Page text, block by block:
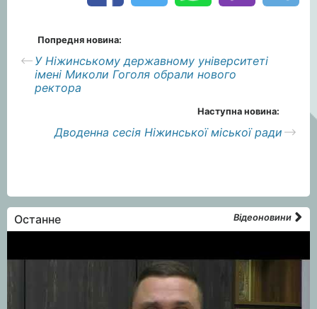
Попредня новина:
У Ніжинському державному університеті
імені Миколи Гоголя обрали нового
ректора
Наступна новина:
Дводенна сесія Ніжинської міської ради
Останне Відеоновини